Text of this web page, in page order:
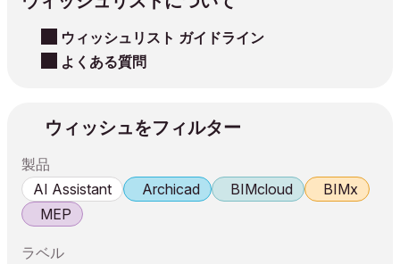
ウィッシュリスト ガイドライン
よくある質問
ウィッシュをフィルター
製品
AI Assistant
Archicad BIMcloud
BIMx
MEP
ラベル